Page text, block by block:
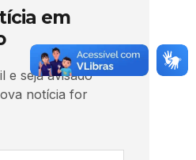
em
e seja avisado
notícia for